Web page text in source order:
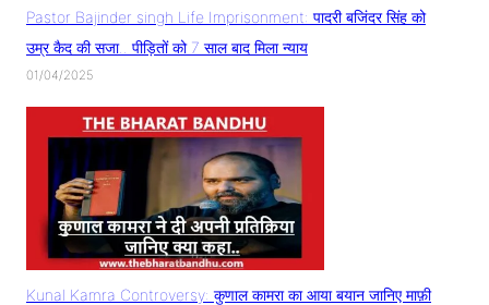
Pastor Bajinder singh Life Imprisonment: पादरी बजिंदर सिंह को
उम्र कैद की सजा.. पीड़ितों को 7 साल बाद मिला न्याय
01/04/2025
Kunal Kamra Controversy: कुणाल कामरा का आया बयान जानिए माफ़ी